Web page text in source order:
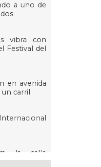
a uno de
vibra con
Festival del
en avenida
carril
la calle